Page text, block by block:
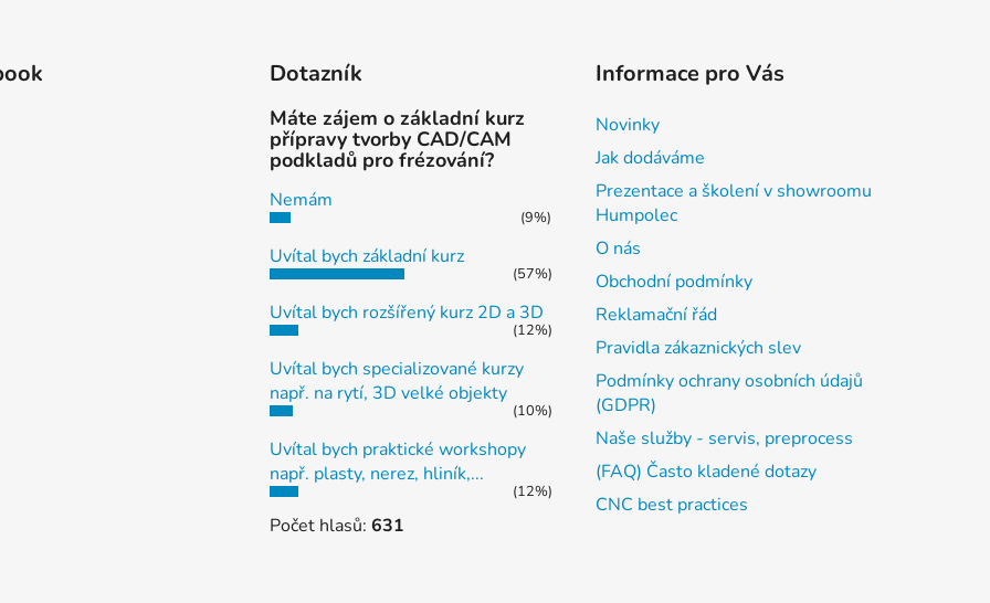
c
í
p
y
ý
s
u
Dotazník
Máte zájem o základní kurz
přípravy tvorby CAD/CAM
podkladů pro frézování?
Nemám
(9%)
Uvítal bych základní kurz
(57%)
Uvítal bych rozšířený kurz 2D a 3D
(12%)
Uvítal bych specializované kurzy
např. na rytí, 3D velké objekty
(10%)
Uvítal bych praktické workshopy
např. plasty, nerez, hliník,...
(12%)
Počet hlasů: 631
Informace pro Vás
Novinky
Jak dodáváme
Prezentace a školení v showroomu
Humpolec
O nás
Obchodní podmínky
Reklamační řád
Pravidla zákaznických slev
Podmínky ochrany osobních údajů
(GDPR)
Naše služby - servis, preprocess
(FAQ) Často kladené dotazy
CNC best practices